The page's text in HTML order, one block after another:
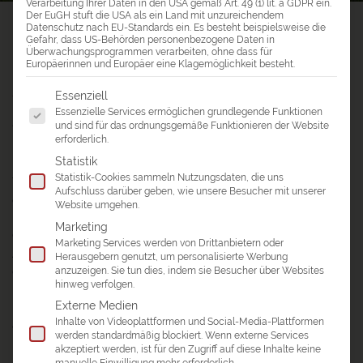
a&e erlebnis:reisen > Reiseblog>
Reisebericht Indonesien – Yogyakarta & Bali
REISEBERICHT INDONESIEN –
YOGYAKARTA & BALI
Besondere Begegnungen
Besonders nett war das Dorfprojekt in der Nähe von
Yogyakarta, wo wir in einem Homestay übernachteten und
gemeinsam mit den Dorfbewohnern musizierten. Der junge
Quartier um mit uns zu plaudern.
Auch der Besuch eines Dorfes inBaliwar sehr nett. So
durften wir mit Frauen Opfergaben basteln, Reis pflanzen
und mit dem Ochsenpflug eine Runde drehen. Die
Menschen waren alle sehr offen und freundlich, aber nicht
anbiedernd.
Verarbeitung Ihrer Daten in den USA gemäß Art. 49 (1) lit. a GDPR ein.
Der EuGH stuft die USA als ein Land mit unzureichendem
Datenschutz nach EU-Standards ein. Es besteht beispielsweise die
Gefahr, dass US-Behörden personenbezogene Daten in
Überwachungsprogrammen verarbeiten, ohne dass für
Europäerinnen und Europäer eine Klagemöglichkeit besteht.
Es folgt eine Liste der Service-Gruppen, für die eine
Essenziell
Essenzielle Services ermöglichen grundlegende Funktionen
und sind für das ordnungsgemäße Funktionieren der Website
erforderlich.
Statistik
Statistik-Cookies sammeln Nutzungsdaten, die uns
Aufschluss darüber geben, wie unsere Besucher mit unserer
Website umgehen.
Marketing
Marketing Services werden von Drittanbietern oder
Herausgebern genutzt, um personalisierte Werbung
anzuzeigen. Sie tun dies, indem sie Besucher über Websites
hinweg verfolgen.
Externe Medien
Inhalte von Videoplattformen und Social-Media-Plattformen
werden standardmäßig blockiert. Wenn externe Services
akzeptiert werden, ist für den Zugriff auf diese Inhalte keine